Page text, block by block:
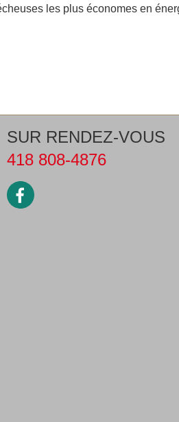
les plus économes en
SUR RENDEZ-VOUS
418 808-4876